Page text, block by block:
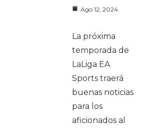
Ago 12, 2024
La próxima
temporada de
LaLiga EA
Sports traerá
buenas noticias
para los
aficionados al